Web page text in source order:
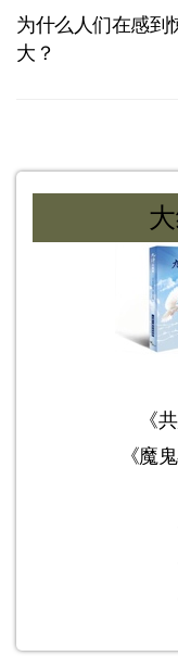
为什么人们在感到
大？
《
《魔